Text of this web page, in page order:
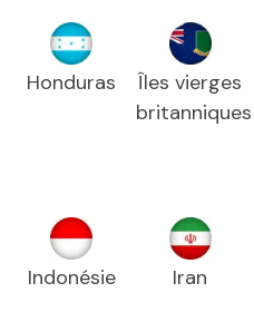
Honduras
Îles vierges
britanniques
Indonésie Iran